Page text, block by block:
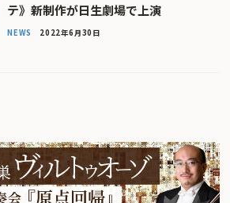
テ》新制作が日生劇場で上演
NEWS 2022年6月30日